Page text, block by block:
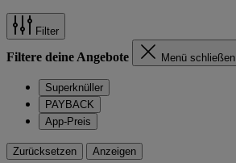
Filter
Filtere deine Angebote Menü schließen
Superknüller
PAYBACK
App-Preis
Zurücksetzen Anzeigen